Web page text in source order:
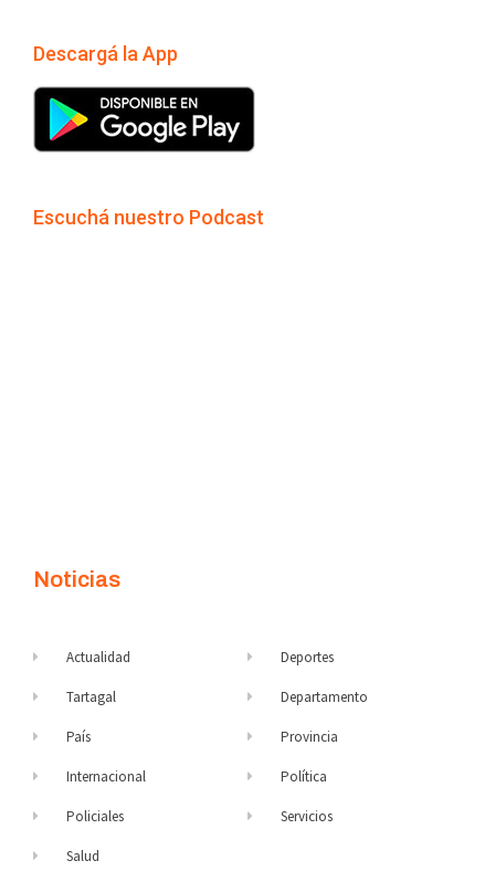
Descargá la App
Escuchá nuestro Podcast
Noticias
Actualidad
Tartagal
País
Internacional
Policiales
Salud
Deportes
Departamento
Provincia
Política
Servicios